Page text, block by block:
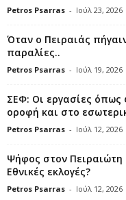
Petros Psarras - Ιούλ 23, 2026
Όταν ο Πειραιάς
παραλίες..
Petros Psarras - Ιούλ 19, 2026
ΣΕΦ: Οι εργασίες όπως
οροφή και στο
Petros Psarras - Ιούλ 12, 2026
Ψήφος στον Πειραιώτη
Εθνικές εκλογές?
Petros Psarras - Ιούλ 12, 2026